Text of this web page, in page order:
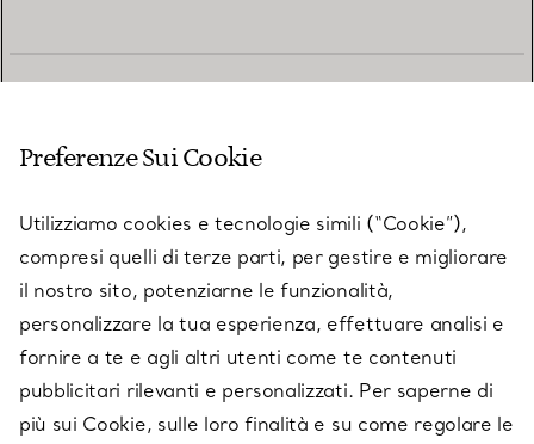
SU TIFFANY & CO.
LEGALE
Preferenze Sui Cookie
Utilizziamo cookies e tecnologie simili (“Cookie”),
compresi quelli di terze parti, per gestire e migliorare
il nostro sito, potenziarne le funzionalità,
personalizzare la tua esperienza, effettuare analisi e
fornire a te e agli altri utenti come te contenuti
pubblicitari rilevanti e personalizzati. Per saperne di
più sui Cookie, sulle loro finalità e su come regolare le